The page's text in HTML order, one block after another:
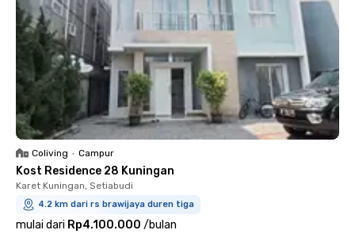
Coliving • Campur
Kost Residence 28 Kuningan
Karet Kuningan, Setiabudi
4.2 km dari rs brawijaya duren tiga
mulai dari Rp4.100.000 /bulan